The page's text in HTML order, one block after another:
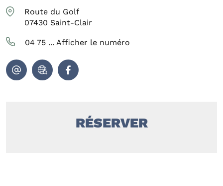
Route du Golf
07430 Saint-Clair
04 75 ... Afficher le numéro
RÉSERVER